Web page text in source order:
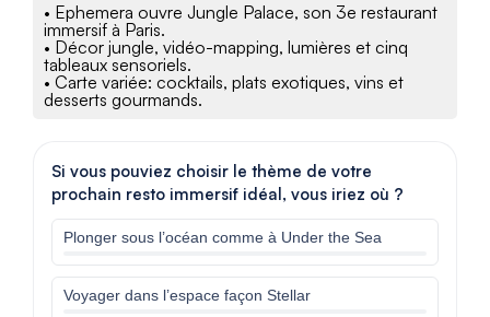
• Ephemera ouvre Jungle Palace, son 3e restaurant
immersif à Paris.
• Décor jungle, vidéo-mapping, lumières et cinq
tableaux sensoriels.
• Carte variée: cocktails, plats exotiques, vins et
desserts gourmands.
Si vous pouviez choisir le thème de votre
prochain resto immersif idéal, vous iriez où ?
Plonger sous l’océan comme à Under the Sea
Voyager dans l’espace façon Stellar